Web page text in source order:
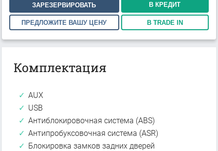
ЗАРЕЗЕРВИРОВАТЬ В КРЕДИТ
ПРЕДЛОЖИТЕ ВАШУ ЦЕНУ В TRADE IN
Комплектация
AUX
USB
Антиблокировочная система (ABS)
Антипробуксовочная система (ASR)
Блокировка замков задних дверей